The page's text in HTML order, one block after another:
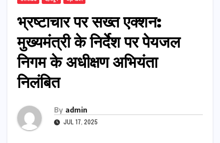
भ्रष्टाचार पर सख्त एक्शन:
मुख्यमंत्री के निर्देश पर पेयजल
निगम के अधीक्षण अभियंता
निलंबित
By admin
JUL 17, 2025